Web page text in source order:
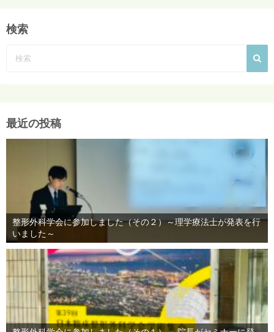
検索
最近の投稿
整形外科学会に参加しました（その２）～理学療法士が発表を行
いました～